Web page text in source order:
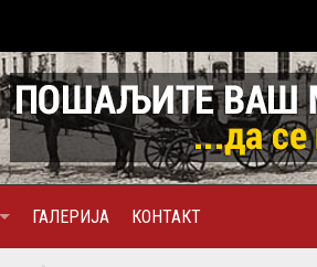
ГАЛЕРИЈА КОНТАКТ